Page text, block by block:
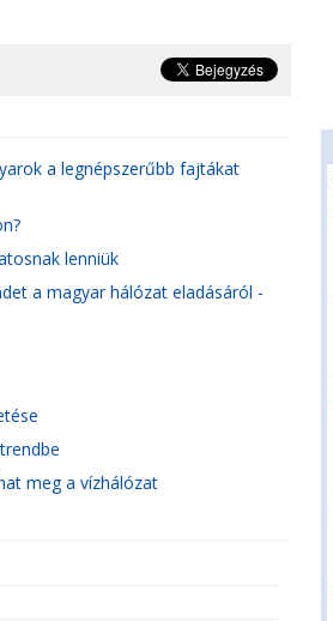
a legnépszerűbb fajtákat
lenniük
a magyar hálózat eladásáról -
meg a vízhálózat